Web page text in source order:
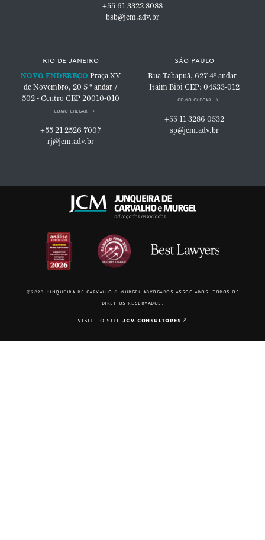
+55 61 3322 8088
bsb@jcm.adv.br
rio de janeiro
NOVO ENDEREÇO Praça XV
de Novembro, 20 5 ° andar /
502 - Centro CEP 20010-010
como chegar
+55 21 2526 7007
rj@jcm.adv.br
são paulo
Rua Tabapuã, 6274º andar -
Itaim BibiCEP: 04533-012
como chegar
+55 11 3286 0532
sp@jcm.adv.br
©2023 junqueira de carvalho & murgel advogados associados. todos os
direitos reservados.
visite o sitejcm consultores↗